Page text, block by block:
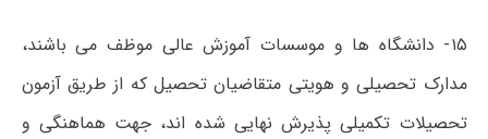
۱۵- دانشگاه ها و موسسات آموزش عالی موظف می باشند،
مدارک تحصیلی و هویتی متقاضیان تحصیل که از طریق آزمون
تحصیلات تکمیلی پذیرش نهایی شده اند، جهت هماهنگی و